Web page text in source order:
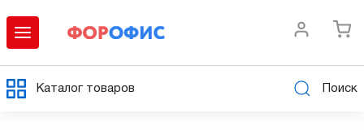
Каталог товаров Поиск